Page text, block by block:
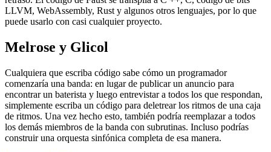
LLVM, WebAssembly, Rust y algunos otros lenguajes, por lo que
puede usarlo con casi cualquier proyecto.
Melrose y Glicol
Cualquiera que escriba código sabe cómo un programador
comenzaría una banda: en lugar de publicar un anuncio para
encontrar un baterista y luego entrevistar a todos los que respondan,
simplemente escriba un código para deletrear los ritmos de una caja
de ritmos. Una vez hecho esto, también podría reemplazar a todos
los demás miembros de la banda con subrutinas. Incluso podrías
construir una orquesta sinfónica completa de esa manera.